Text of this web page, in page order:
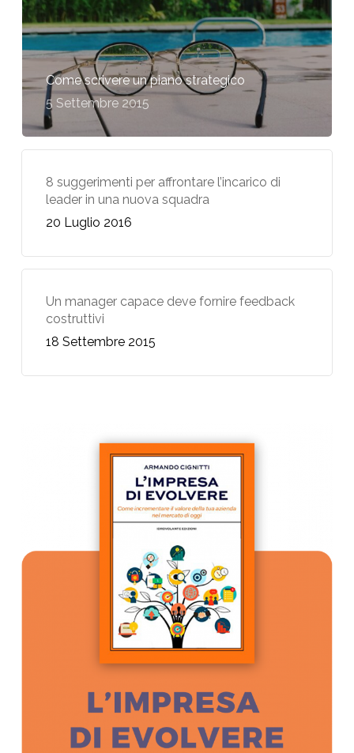
Come scrivere un piano strategico
5 Settembre 2015
8 suggerimenti per affrontare l’incarico di
leader in una nuova squadra
20 Luglio 2016
Un manager capace deve fornire feedback
costruttivi
18 Settembre 2015